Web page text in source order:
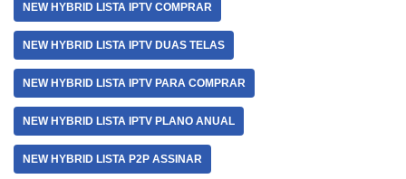
NEW HYBRID LISTA IPTV COMPRAR
NEW HYBRID LISTA IPTV DUAS TELAS
NEW HYBRID LISTA IPTV PARA COMPRAR
NEW HYBRID LISTA IPTV PLANO ANUAL
NEW HYBRID LISTA P2P ASSINAR